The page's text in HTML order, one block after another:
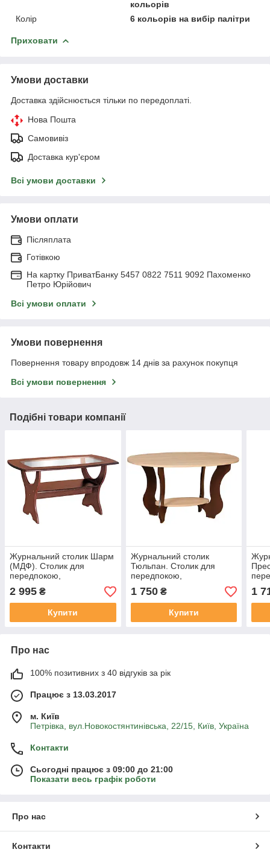
кольорів
Колір
6 кольорів на вибір палітри
Приховати
Умови доставки
Доставка здійснюється тільки по передоплаті.
Нова Пошта
Самовивіз
Доставка кур'єром
Всі умови доставки
Умови оплати
Післяплата
Готівкою
На картку ПриватБанку 5457 0822 7511 9092 Пахоменко
Петро Юрійович
Всі умови оплати
Умови повернення
Повернення товару впродовж 14 днів за рахунок покупця
Всі умови повернення
Подібні товари компанії
Журнальний столик Шарм
(МДФ). Столик для
передпокою,
приймальний, кавовий
столик
2 995 ₴
Купити
Журнальний столик
Тюльпан. Столик для
передпокою,
приймальний, кавовий
столик
1 750₴
Купити
1
Про нас
100% позитивних з 40 відгуків за рік
Працює з 13.03.2017
м. Київ
Петрівка, вул.Новокостянтинівська, 22/15, Київ, Україна
Контакти
Сьогодні працює з 09:00 до 21:00
Показати весь графік роботи
Про нас
Контакти